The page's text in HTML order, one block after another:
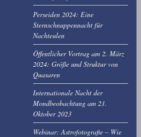
Perseiden 2024: Eine
Sternschnuppennacht für
Nachteulen
Öffentlicher Vortrag am 2. März
2024: Größe und Struktur von
Quasaren
Internationale Nacht der
Mondbeobachtung am 21.
Oktober 2023
Webinar: Astrofotografie – Wie